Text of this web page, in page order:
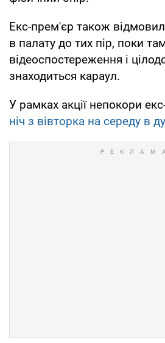
Екс-прем'єр також
в палату до тих пір, поки
відеоспостереження і
знаходиться караул.
У рамках акції непокори
ніч з вівторка на середу в